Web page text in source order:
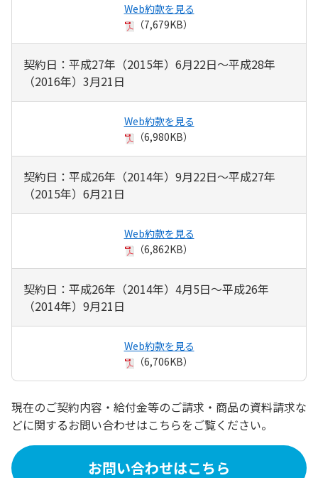
Web約款を見る
（7,679KB）
契約日：平成27年（2015年）6月22日～平成28年
（2016年）3月21日
Web約款を見る
（6,980KB）
契約日：平成26年（2014年）9月22日～平成27年
（2015年）6月21日
Web約款を見る
（6,862KB）
契約日：平成26年（2014年）4月5日～平成26年
（2014年）9月21日
Web約款を見る
（6,706KB）
現在のご契約内容・給付金等のご請求・商品の資料請求な
どに関するお問い合わせはこちらをご覧ください。
お問い合わせはこちら